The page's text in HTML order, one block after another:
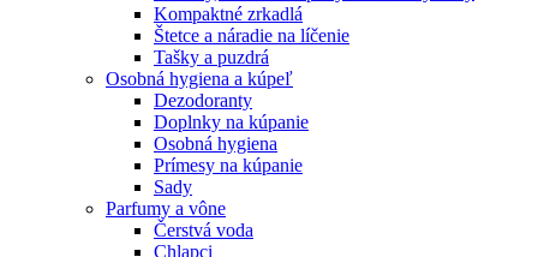
Kompaktné zrkadlá
Štetce a náradie na líčenie
Tašky a puzdrá
Osobná hygiena a kúpeľ
Dezodoranty
Doplnky na kúpanie
Osobná hygiena
Prímesy na kúpanie
Sady
Parfumy a vône
Čerstvá voda
Chlapci